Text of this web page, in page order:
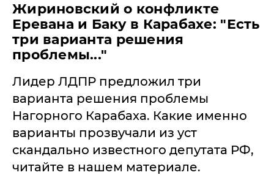
Жириновский о конфликте
Еревана и Баку в Карабахе: "Есть
три варианта решения
проблемы..."
Лидер ЛДПР предложил три
варианта решения проблемы
Нагорного Карабаха. Какие именно
варианты прозвучали из уст
скандально известного депутата РФ,
читайте в нашем материале.